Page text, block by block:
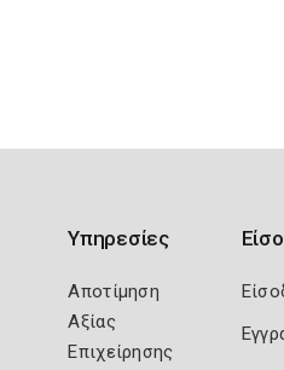
Υπηρεσίες
Αποτίμηση
Αξίας
Επιχείρησης